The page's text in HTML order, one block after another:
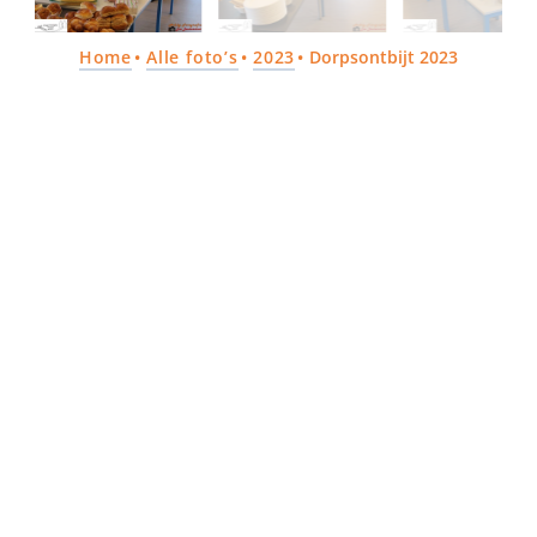
Home Alle foto’s 2023 Dorpsontbijt 2023